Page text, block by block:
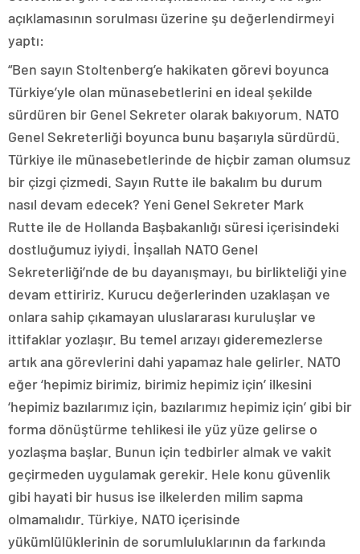
açıklamasının sorulması üzerine şu değerlendirmeyi
yaptı:
“Ben sayın Stoltenberg’e hakikaten görevi boyunca
Türkiye’yle olan münasebetlerini en ideal şekilde
sürdüren bir Genel Sekreter olarak bakıyorum. NATO
Genel Sekreterliği boyunca bunu başarıyla sürdürdü.
Türkiye ile münasebetlerinde de hiçbir zaman olumsuz
bir çizgi çizmedi. Sayın Rutte ile bakalım bu durum
nasıl devam edecek? Yeni Genel Sekreter Mark
Rutte ile de Hollanda Başbakanlığı süresi içerisindeki
dostluğumuz iyiydi. İnşallah NATO Genel
Sekreterliği’nde de bu dayanışmayı, bu birlikteliği yine
devam ettiririz. Kurucu değerlerinden uzaklaşan ve
onlara sahip çıkamayan uluslararası kuruluşlar ve
ittifaklar yozlaşır. Bu temel arızayı gideremezlerse
artık ana görevlerini dahi yapamaz hale gelirler. NATO
eğer ‘hepimiz birimiz, birimiz hepimiz için’ ilkesini
‘hepimiz bazılarımız için, bazılarımız hepimiz için’ gibi bir
forma dönüştürme tehlikesi ile yüz yüze gelirse o
yozlaşma başlar. Bunun için tedbirler almak ve vakit
geçirmeden uygulamak gerekir. Hele konu güvenlik
gibi hayati bir husus ise ilkelerden milim sapma
olmamalıdır. Türkiye, NATO içerisinde
yükümlülüklerinin de sorumluluklarının da farkında